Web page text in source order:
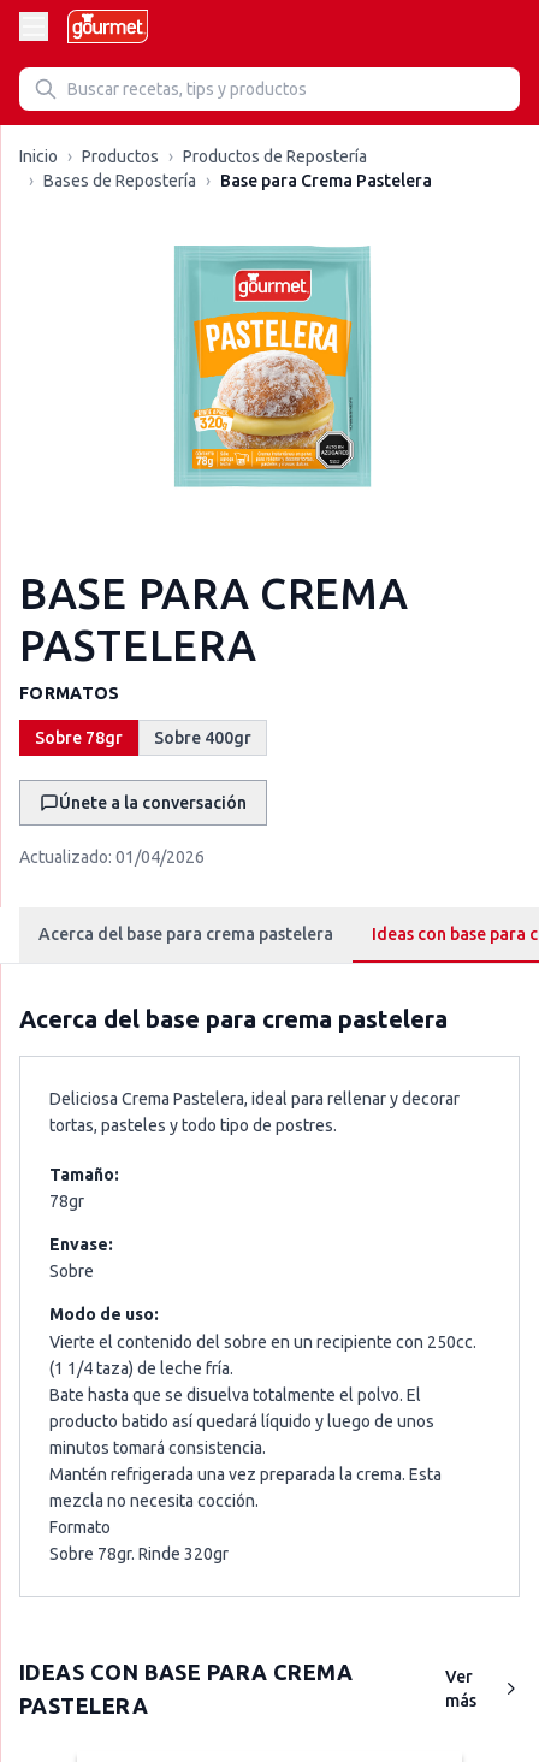
Inicio › Productos › Productos de Repostería
› Bases de Repostería › Base para Crema Pastelera
BASE PARA CREMA
PASTELERA
FORMATOS
Sobre 78gr Sobre 400gr
Únete a la conversación
Actualizado: 01/04/2026
Acerca del base para crema pastelera Ideas con base para
Acerca del base para crema pastelera
Deliciosa Crema Pastelera, ideal para rellenar y decorar
tortas, pasteles y todo tipo de postres.
Tamaño:
78gr
Envase:
Sobre
Modo de uso:
Vierte el contenido del sobre en un recipiente con 250cc.
(1 1/4 taza) de leche fría.
Bate hasta que se disuelva totalmente el polvo. El
producto batido así quedará líquido y luego de unos
minutos tomará consistencia.
Mantén refrigerada una vez preparada la crema. Esta
mezcla no necesita cocción.
Formato
Sobre 78gr. Rinde 320gr
IDEAS CON BASE PARA CREMA
PASTELERA
Ver
más